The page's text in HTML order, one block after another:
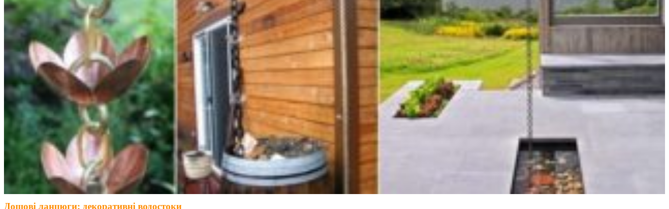
Дощові ланцюги: декоративні водостоки